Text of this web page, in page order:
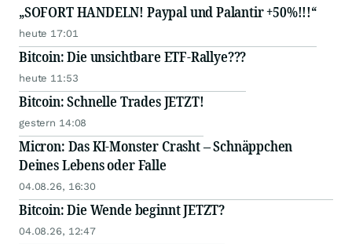
„SOFORT HANDELN! Paypal und Palantir +50%!!!“
heute 17:01
Bitcoin: Die unsichtbare ETF-Rallye???
heute 11:53
Bitcoin: Schnelle Trades JETZT!
gestern 14:08
Micron: Das KI-Monster Crasht – Schnäppchen
Deines Lebens oder Falle
04.08.26, 16:30
Bitcoin: Die Wende beginnt JETZT?
04.08.26, 12:47